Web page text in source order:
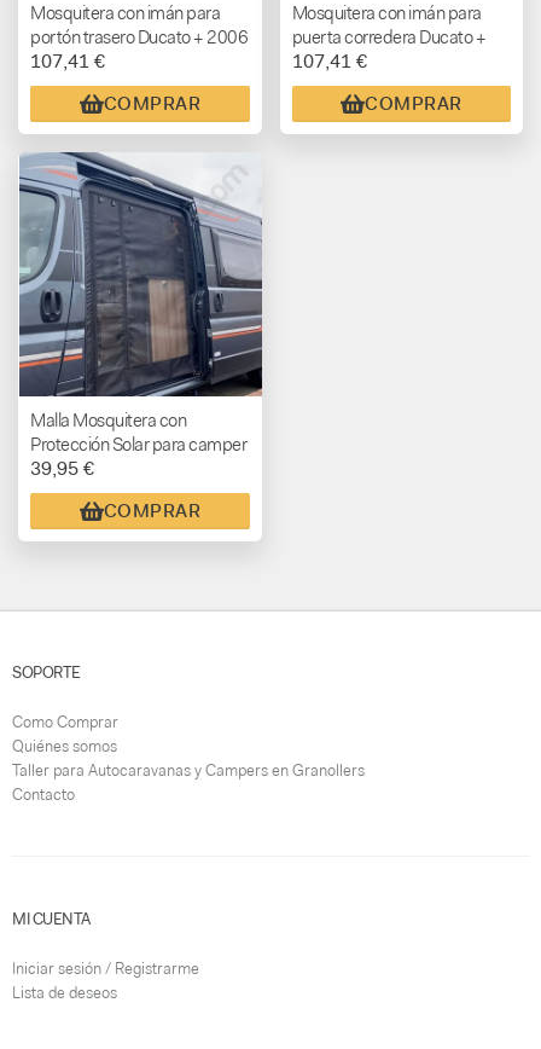
Mosquitera con imán para
portón trasero Ducato + 2006
107,41 €
COMPRAR
Mosquitera con imán para
puerta corredera Ducato +
2006
107,41 €
COMPRAR
Malla Mosquitera con
Protección Solar para camper
– Ducato, Boxer y Jumper +
2006
39,95 €
COMPRAR
SOPORTE
Como Comprar
Quiénes somos
Taller para Autocaravanas y Campers en Granollers
Contacto
MI CUENTA
Iniciar sesión / Registrarme
Lista de deseos